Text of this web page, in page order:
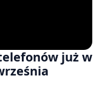
już w